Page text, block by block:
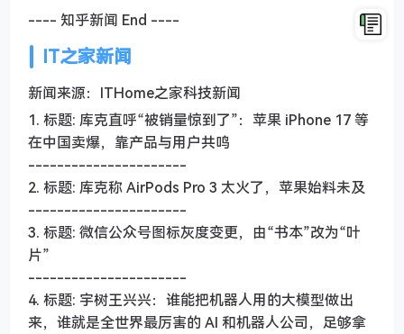
---- 知乎新闻 End ----
IT之家新闻
新闻来源：ITHome之家科技新闻
1. 标题: 库克直呼“被销量惊到了”：苹果 iPhone 17 等
在中国卖爆，靠产品与用户共鸣
----------------------
2. 标题: 库克称 AirPods Pro 3 太火了，苹果始料未及
----------------------
3. 标题: 微信公众号图标灰度变更，由“书本”改为“叶
片”
----------------------
4. 标题: 宇树王兴兴：谁能把机器人用的大模型做出
来，谁就是全世界最厉害的 AI 和机器人公司，足够拿